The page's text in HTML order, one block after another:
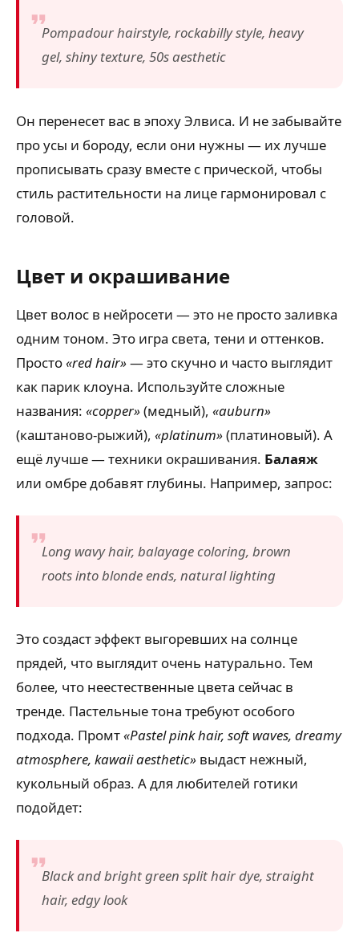
Pompadour hairstyle, rockabilly style, heavy
gel, shiny texture, 50s aesthetic
Он перенесет вас в эпоху Элвиса. И не забывайте
про усы и бороду, если они нужны — их лучше
прописывать сразу вместе с прической, чтобы
стиль растительности на лице гармонировал с
головой.
Цвет и окрашивание
Цвет волос в нейросети — это не просто заливка
одним тоном. Это игра света, тени и оттенков.
Просто«red hair»— это скучно и часто выглядит
как парик клоуна. Используйте сложные
названия: «copper»(медный), «auburn»
(каштаново-рыжий), «platinum»(платиновый). А
ещё лучше — техники окрашивания. Балаяж
или омбре добавят глубины. Например, запрос:
Long wavy hair, balayage coloring, brown
roots into blonde ends, natural lighting
Это создаст эффект выгоревших на солнце
прядей, что выглядит очень натурально. Тем
более, что неестественные цвета сейчас в
тренде. Пастельные тона требуют особого
подхода. Промт«Pastel pink hair, soft waves, dreamy
atmosphere, kawaii aesthetic» выдаст нежный,
кукольный образ. А для любителей готики
подойдет:
Black and bright green split hair dye, straight
hair, edgy look